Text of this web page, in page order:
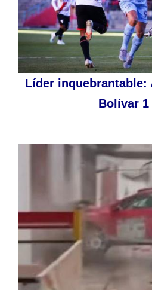
Líder inquebrantable:
Bolívar 1